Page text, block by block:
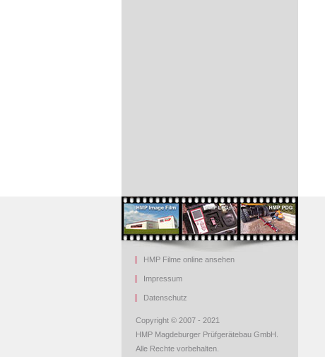
HMP Filme online ansehen
Impressum
Datenschutz
Copyright © 2007 - 2021
HMP Magdeburger Prüfgerätebau GmbH.
Alle Rechte vorbehalten.